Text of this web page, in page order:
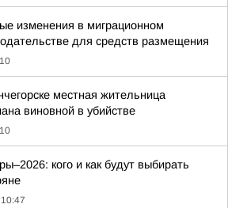
изменения в миграционном
для средств размещения
местная жительница
виновной в убийстве
кого и как будут выбирать
10:47